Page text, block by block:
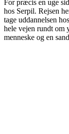
For præcis en uge
hos Serpil. Rejsen
tage uddannelsen
hele vejen rundt om
menneske og en